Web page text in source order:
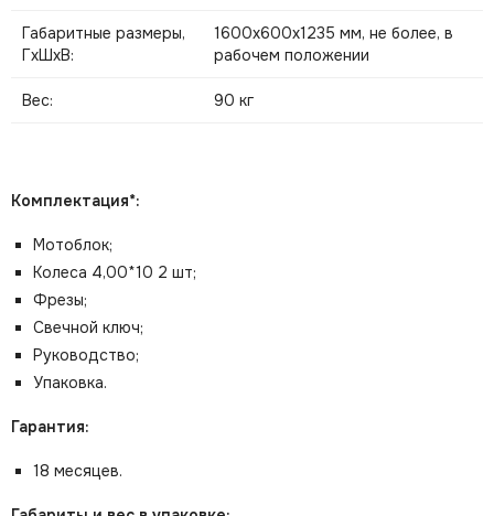
Габаритные размеры,
ГхШхВ:
1600х600х1235 мм, не более, в
рабочем положении
Вес: 90 кг
Комплектация*:
Мотоблок;
Колеса 4,00*10 2 шт;
Фрезы;
Свечной ключ;
Руководство;
Упаковка.
Гарантия:
18 месяцев.